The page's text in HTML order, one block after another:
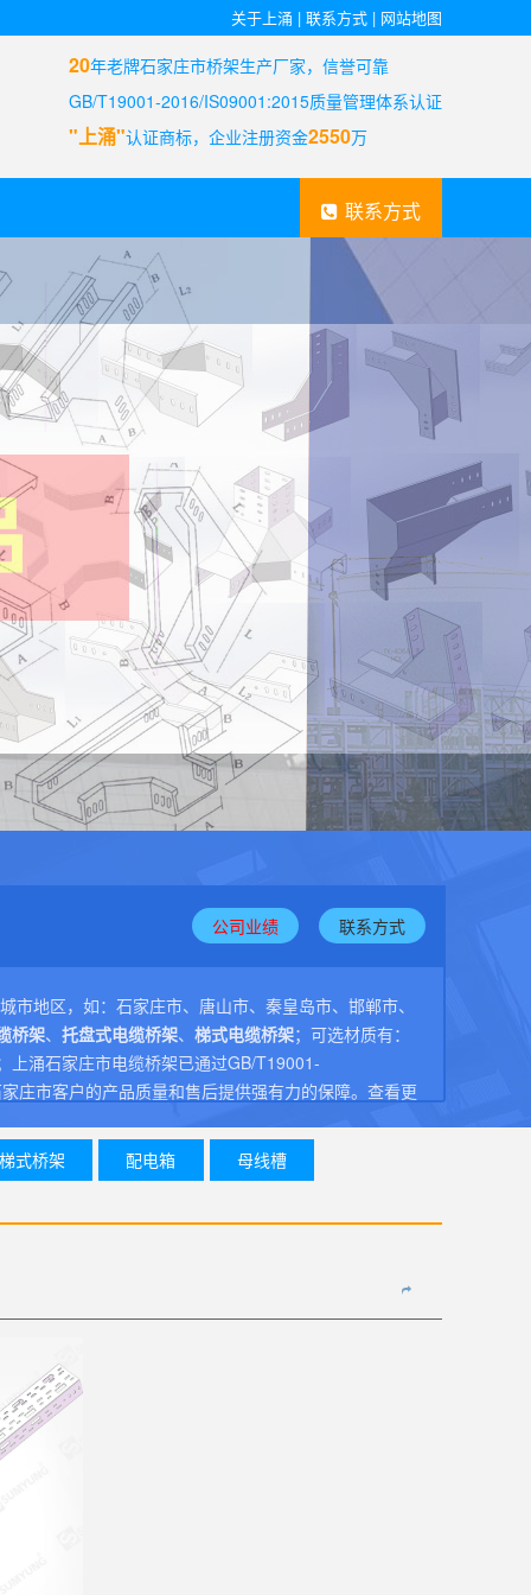
关于上涌 |联系方式 | 网站地图
20年老牌石家庄市桥架生产厂家，信誉可靠
GB/T19001-2016/IS09001:2015质量管理体系认证
"上涌"认证商标，企业注册资金2550万
联系方式
公司业绩 联系方式
地区，如：石家庄市、唐山市、秦皇岛市、邯郸市、
桥架、 托盘式电缆桥架、 梯式电缆桥架；可选材质有：
上涌石家庄市电缆桥架已通过GB/T19001-
市客户的产品质量和售后提供强有力的保障。 查看更
式桥架 配电箱 母线槽